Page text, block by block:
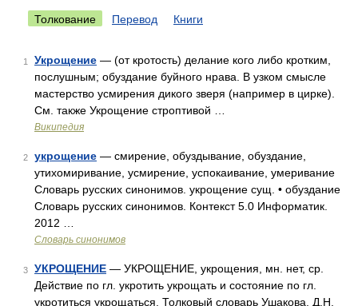
Толкование Перевод Книги
1 Укрощение — (от кротость) делание кого либо кротким,
послушным; обуздание буйного нрава. В узком смысле
мастерство усмирения дикого зверя (например в цирке).
См. также Укрощение строптивой …
Википедия
2 укрощение — смирение, обуздывание, обуздание,
утихомиривание, усмирение, успокаивание, умеривание
Словарь русских синонимов. укрощение сущ. • обуздание
Словарь русских синонимов. Контекст 5.0 Информатик.
2012 …
Словарь синонимов
3 УКРОЩЕНИЕ — УКРОЩЕНИЕ, укрощения, мн. нет, ср.
Действие по гл. укротить укрощать и состояние по гл.
укротиться укрощаться. Толковый словарь Ушакова. Д.Н.